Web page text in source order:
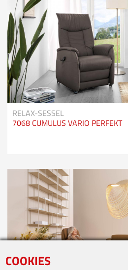
COOKIES
RELAX-SESSEL
7068 CUMULUS VARIO PERFEKT